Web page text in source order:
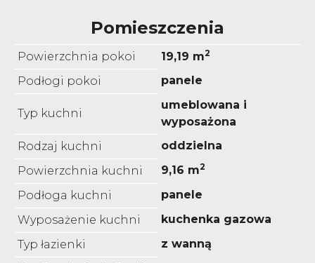
Pomieszczenia
Powierzchnia pokoi 19,19 m2
Podłogi pokoi panele
Typ kuchni
umeblowana i
wyposażona
Rodzaj kuchni
oddzielna
Powierzchnia kuchni
9,16 m2
Podłoga kuchni
panele
Wyposażenie kuchni
kuchenka gazowa
Typ łazienki
z wanną